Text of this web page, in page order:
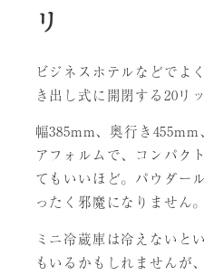
リ
ビジネスホテルなどでよ
き出し式に開閉する20リ
幅385mm、奥行き
アフォルムで、コンパク
てもいいほど。パウダー
ったく邪魔になりません。
ミニ冷蔵庫は冷えないと
もいるかもしれませんが